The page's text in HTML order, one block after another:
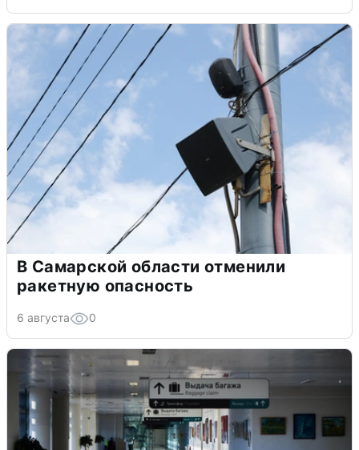
В Самарской области отменили
ракетную опасность
6 августа 0